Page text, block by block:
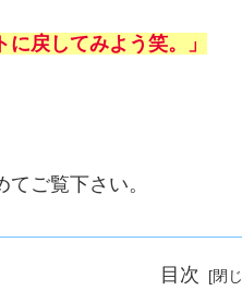
に戻してみよう笑。 」
ご覧下さい。
目次